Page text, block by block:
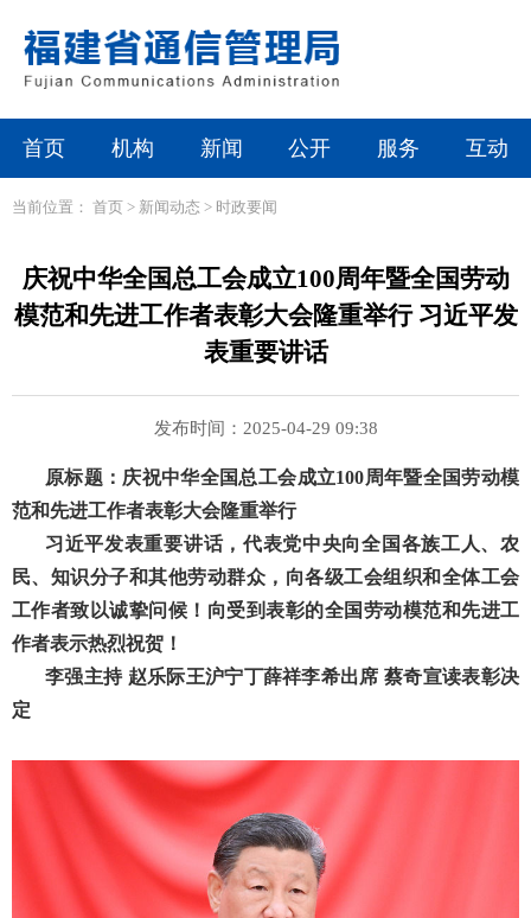
首页 机构 新闻 公开 服务 互动
当前位置： 首页 > 新闻动态 > 时政要闻
庆祝中华全国总工会成立100周年暨全国劳动
模范和先进工作者表彰大会隆重举行 习近平发
表重要讲话
发布时间：2025-04-29 09:38
原标题：庆祝中华全国总工会成立100周年暨全国劳动模
范和先进工作者表彰大会隆重举行
习近平发表重要讲话，代表党中央向全国各族工人、农
民、知识分子和其他劳动群众，向各级工会组织和全体工会
工作者致以诚挚问候！向受到表彰的全国劳动模范和先进工
作者表示热烈祝贺！
李强主持 赵乐际王沪宁丁薛祥李希出席 蔡奇宣读表彰决
定